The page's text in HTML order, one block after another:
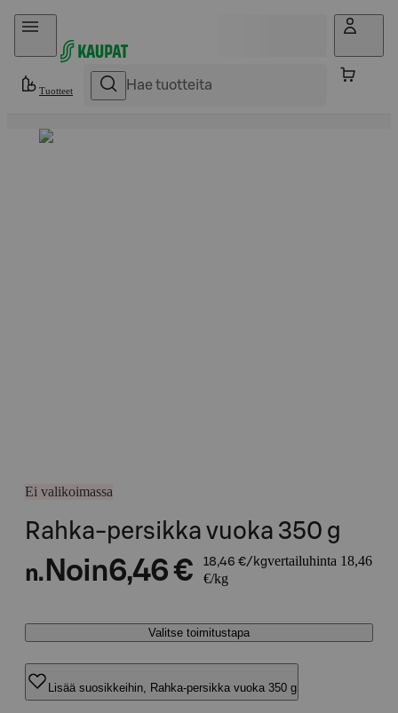
Hyppää sisältöön
Tuotteet
Ei valikoimassa
Rahka-persikka vuoka 350 g
n. Noin6,46 € 18,46 €/kgvertailuhinta 18,46
€/kg
Valitse toimitustapa
Lisää suosikkeihin, Rahka-persikka vuoka 350 g